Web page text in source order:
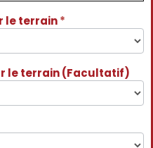
le terrain*
le terrain (Facultatif)